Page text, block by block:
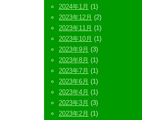
2024年1月 (1)
2023年12月 (2)
2023年11月 (1)
2023年10月 (1)
2023年9月 (3)
2023年8月 (1)
2023年7月 (1)
2023年6月 (1)
2023年4月 (1)
2023年3月 (3)
2023年2月 (1)